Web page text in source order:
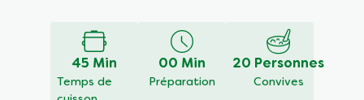
45 Min
Temps de
00 Min
Préparation
20 Personnes
Convives